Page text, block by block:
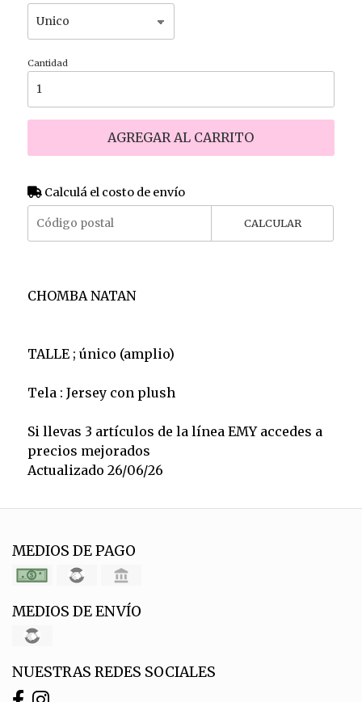
Cantidad
AGREGAR AL CARRITO
Calculá el costo de envío
CALCULAR
CHOMBA NATAN
TALLE ; único (amplio)
Tela : Jersey con plush
Si llevas 3 artículos de la línea EMY accedes a
precios mejorados
Actualizado 26/06/26
MEDIOS DE PAGO
MEDIOS DE ENVÍO
NUESTRAS REDES SOCIALES